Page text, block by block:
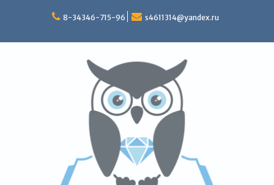
8-34346-715-96 s4611314@yandex.ru